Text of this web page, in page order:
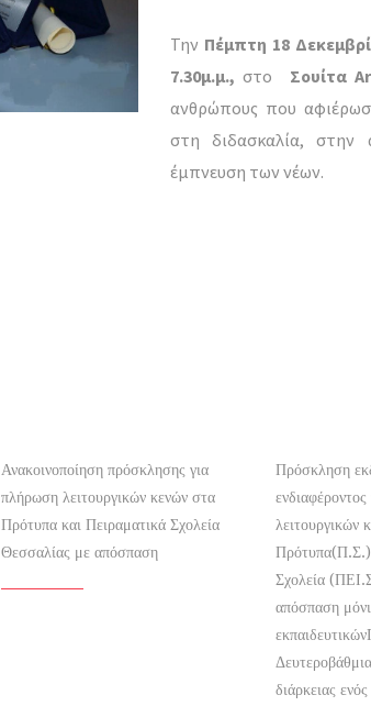
Την Πέμπτη 18
7.30μ.μ.,στο Σουίτα
ανθρώπους που
στη διδασκαλία, στην
έμπνευση των νέων.
Ανακοινοποίηση πρόσκλησης για
πλήρωση λειτουργικών κενών στα
Πρότυπα και Πειραματικά Σχολεία
Θεσσαλίας με απόσπαση
Πρόσκληση
λειτουργικών
Πρότυπα(Π.Σ.)
Σχολεία
απόσπαση
διάρκειας